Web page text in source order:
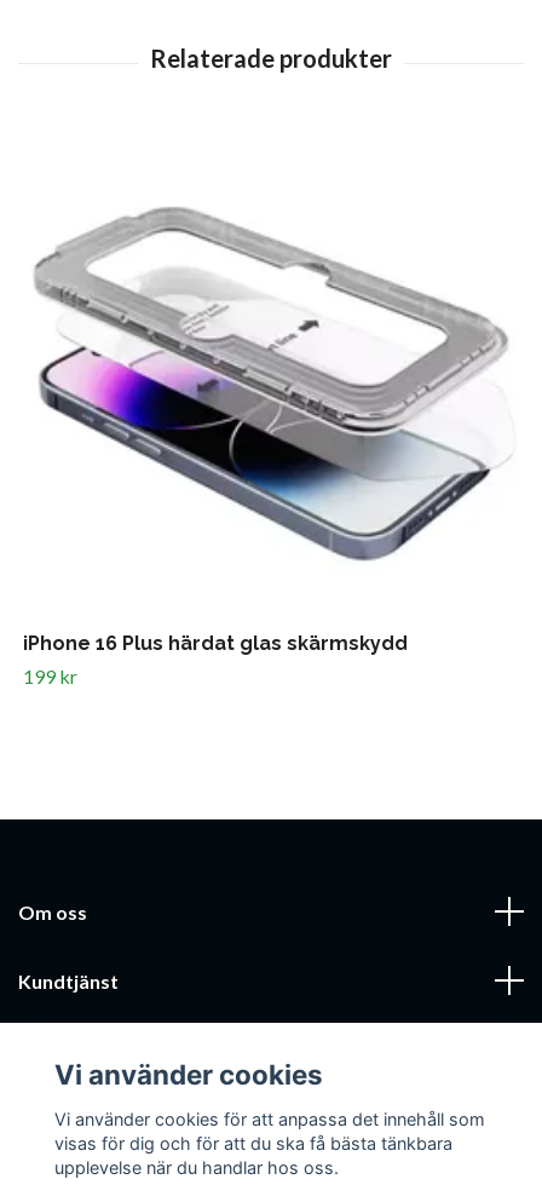
iPhone 16 Plus härdat glas skärmskydd
199 kr
Om oss
Kundtjänst
Sociala medier
Vi använder cookies
Vi använder cookies för att anpassa det innehåll som
visas för dig och för att du ska få bästa tänkbara
upplevelse när du handlar hos oss.